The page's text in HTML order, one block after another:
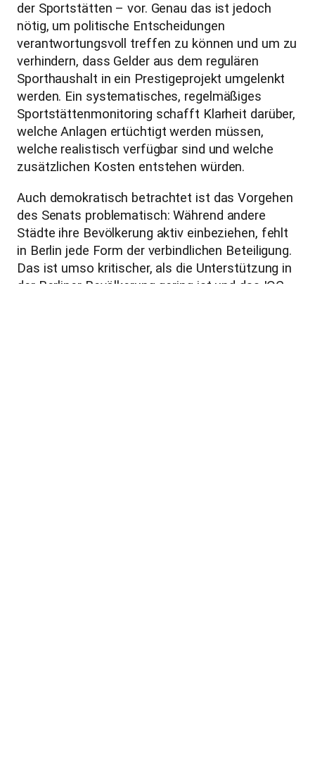
der Sportstätten – vor. Genau das ist jedoch
nötig, um politische Entscheidungen
verantwortungsvoll treffen zu können und um zu
verhindern, dass Gelder aus dem regulären
Sporthaushalt in ein Prestigeprojekt umgelenkt
werden. Ein systematisches, regelmäßiges
Sportstättenmonitoring schafft Klarheit darüber,
welche Anlagen ertüchtigt werden müssen,
welche realistisch verfügbar sind und welche
zusätzlichen Kosten entstehen würden.
Auch demokratisch betrachtet ist das Vorgehen
des Senats problematisch: Während andere
Städte ihre Bevölkerung aktiv einbeziehen, fehlt
in Berlin jede Form der verbindlichen Beteiligung.
Das ist umso kritischer, als die Unterstützung in
der Berliner Bevölkerung gering ist und das IOC